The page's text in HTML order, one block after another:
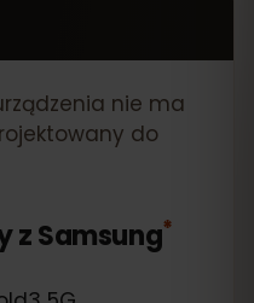
nie ma
do
zSamsung*